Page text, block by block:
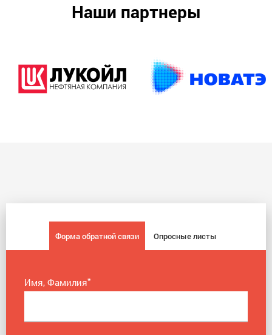
Наши партнеры
Форма обратной связи Опросные листы
Имя, Фамилия*